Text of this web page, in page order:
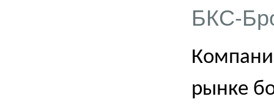
БКС-
рынке